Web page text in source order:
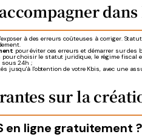
à des erreurs coûteuses à corriger.
pour éviter ces erreurs et démarrer sur des
choisir le statut juridique, le régime fiscal
sous 24h ;
jusqu'à l'obtention de votre Kbis, avec une
sur la
en ligne gratuitement ?